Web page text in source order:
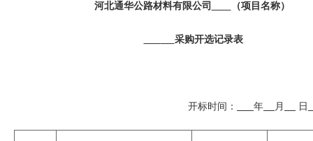
河北通华公路材料有限公司 （项目名称）
采购开选记录表
开标时间： 年 月 日